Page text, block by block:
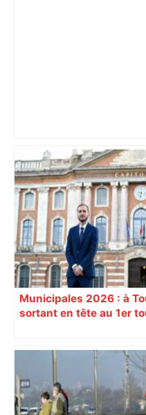
Près de Toulouse :
économique, un axe
fermé en fin de soirée,
déviations – Actu.fr
Municipales 2026 : à
sortant en tête au 1er